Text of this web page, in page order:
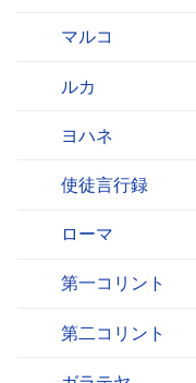
マルコ
ルカ
ヨハネ
使徒言行録
ローマ
第一コリント
第二コリント